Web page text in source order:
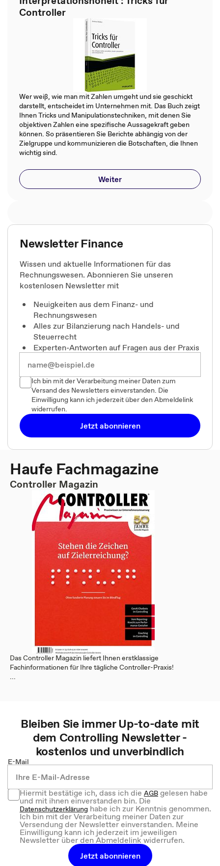
Controller
Wer weiß, wie man mit Zahlen umgeht und sie geschickt
darstellt, entscheidet im Unternehmen mit. Das Buch zeigt
Ihnen Tricks und Manipulationstechniken, mit denen Sie
objektiven Zahlen eine spezifische Aussagekraft geben
können. So präsentieren Sie Berichte abhängig von der
Zielgruppe und kommunizieren die Botschaften, die Ihnen
wichtig sind.
Weiter
Newsletter Finance
Wissen und aktuelle Informationen für das
Rechnungswesen. Abonnieren Sie unseren
kostenlosen Newsletter mit
Neuigkeiten aus dem Finanz- und
Rechnungswesen
Alles zur Bilanzierung nach Handels- und
Steuerrecht
Experten-Antworten auf Fragen aus der Praxis
Ich bin mit der Verarbeitung meiner Daten zum
Versand des Newsletters einverstanden. Die
Einwilligung kann ich jederzeit über den Abmeldelink
widerrufen.
Jetzt abonnieren
Haufe Fachmagazine
Controller Magazin
Das Controller Magazin liefert Ihnen erstklassige
Fachinformationen für Ihre tägliche Controller-Praxis!
...
Bleiben Sie immer Up-to-date mit
dem Controlling Newsletter -
kostenlos und unverbindlich
E-Mail
Hiermit bestätige ich, dass ich dieAGBgelesen habe
und mit ihnen einverstanden bin. Die
Datenschutzerklärung habe ich zur Kenntnis genommen.
Ich bin mit der Verarbeitung meiner Daten zur
Versendung der Newsletter einverstanden. Meine
Einwilligung kann ich jederzeit im jeweiligen
Newsletter über den Abmeldelink widerrufen.
Jetzt abonnieren